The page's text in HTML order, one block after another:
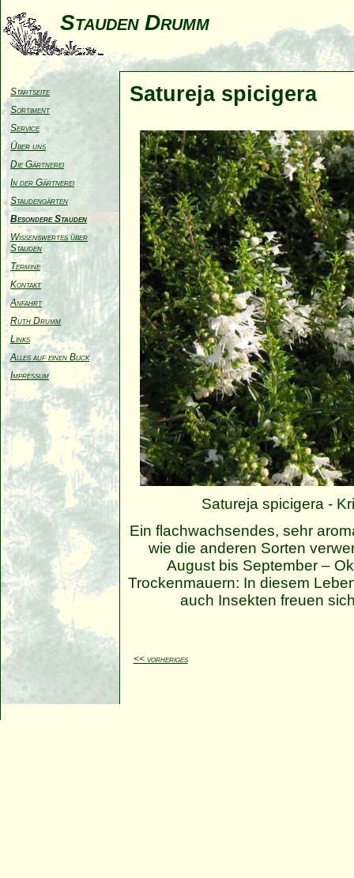
Stauden Drumm
Startseite
Sortiment
Service
Über uns
Die Gärtnerei
In der Gärtnerei
Staudengärten
Besondere Stauden
Wissenswertes über
Stauden
Termine
Kontakt
Anfahrt
Ruth Drumm
Links
Alles auf einen Blick
Impressum
Satureja spicigera
Satureja spicigera -
Ein flachwachsendes, sehr
wie die anderen Sorten
August bis September –
Trockenmauern: In diesem
auch Insekten freuen
<< vorheriges